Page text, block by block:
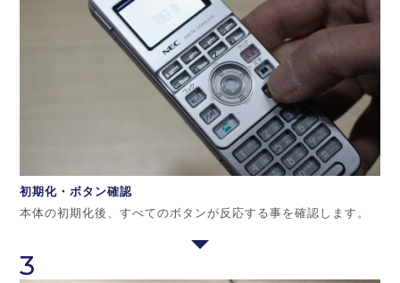
初期化・ボタン確認
本体の初期化後、すべてのボタンが反応する事を確認します。
3